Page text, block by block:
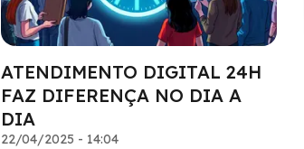
ATENDIMENTO DIGITAL 24H
FAZ DIFERENÇA NO DIA A
DIA
22/04/2025 - 14:04